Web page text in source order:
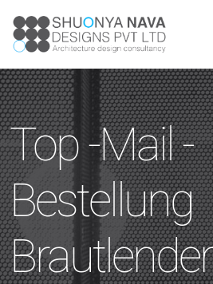
Top -Mail -
Bestellung
Brautlender